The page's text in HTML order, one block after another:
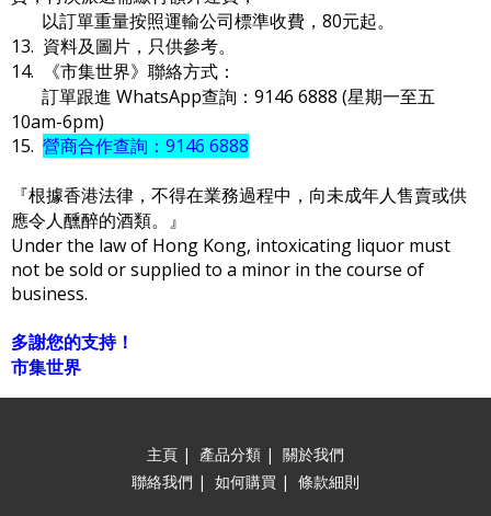
以訂單重量按照運輸公司標準收費，80元起。
13. 資料及圖片，只供參考。
14. 《市集世界》聯絡方式：
訂單跟進 WhatsApp查詢：9146 6888 (星期一至五
10am-6pm)
15. 營商合作查詢：9146 6888
『根據香港法律，不得在業務過程中，向未成年人售賣或供
應令人醺醉的酒類。』
Under the law of Hong Kong, intoxicating liquor must
not be sold or supplied to a minor in the course of
business.
多謝您的支持！
市集世界
主頁 | 產品分類 | 關於我們
聯絡我們 | 如何購買 | 條款細則